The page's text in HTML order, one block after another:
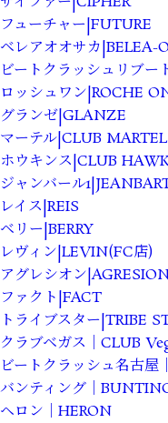
フューチャー|FUTURE
ベレアオオサカ|BELEA-
ビートクラッシュリブ
ロッシュワン|ROCHE
グランゼ|GLANZE
マーテル|CLUB
ホウキンス|CLUB
ジャンバール
レイス|REIS
ベリー|BERRY
レヴィン|LEVIN(FC店)
アグレシオン
ファクト|FACT
トライブスター|TRIBE
クラブベガス｜CLUB
ビートクラッシュ名古
バンティング｜
ヘロン｜HERON